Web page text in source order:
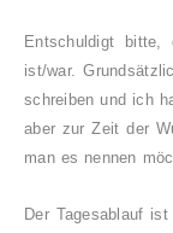
Entschuldigt
ist/war.
schreiben und ich
aber zur Zeit der
man es nennen
Der Tagesablauf